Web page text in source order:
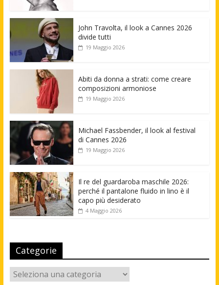
John Travolta, il look a Cannes 2026
divide tutti
19 Maggio 2026
Abiti da donna a strati: come creare
composizioni armoniose
19 Maggio 2026
Michael Fassbender, il look al festival
di Cannes 2026
19 Maggio 2026
Il re del guardaroba maschile 2026:
perché il pantalone fluido in lino è il
capo più desiderato
4 Maggio 2026
Categorie
Categorie